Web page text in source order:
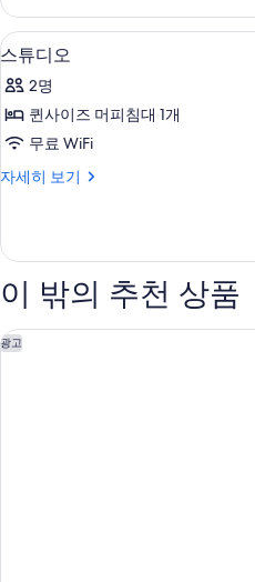
히
보
기
스
튜
디
오
진
두
기
10
스튜디오
2명
퀸사이즈 머피침대 1개
무료 WiFi
자세히 보기
스
자
히
기
이 밖의 추천 상품
광고
더 웨스틴 데저트 윌로우 빌라, 팜